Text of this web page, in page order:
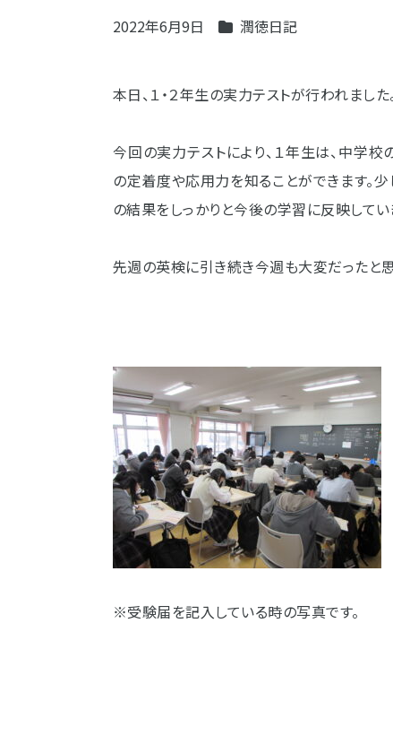
2022年6月9日 潤徳日記
本日、１・２年生の実力テストが行われました
今回の実力テストにより、１年生は、中学
の定着度や応用力を知ることができます。
の結果をしっかりと今後の学習に反映してい
先週の英検に引き続き今週も大変だったと
※受験届を記入している時の写真です。